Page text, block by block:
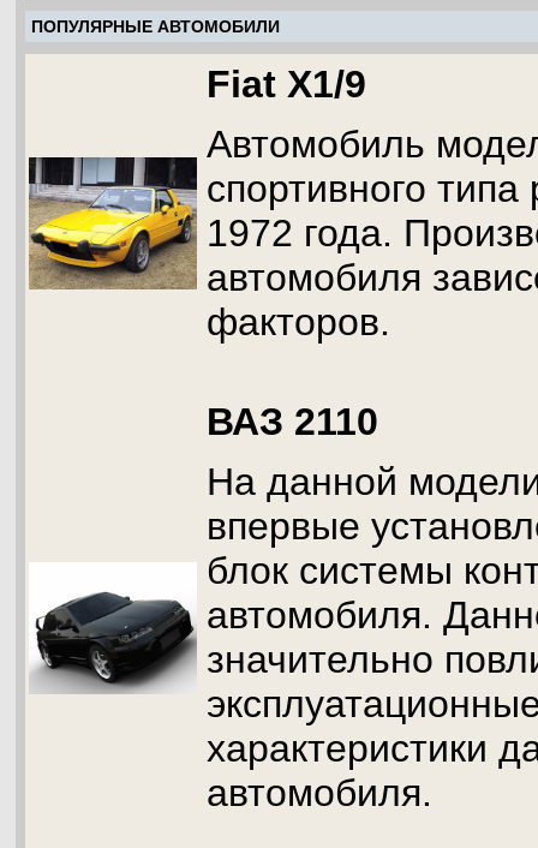
ПОПУЛЯРНЫЕ АВТОМОБИЛИ
Fiat X1/9
Автомобиль
спортивного
1972 года.
автомобиля
факторов.
ВАЗ 2110
На данной
впервые
блок системы
автомобиля.
значительно
характеристики
автомобиля.